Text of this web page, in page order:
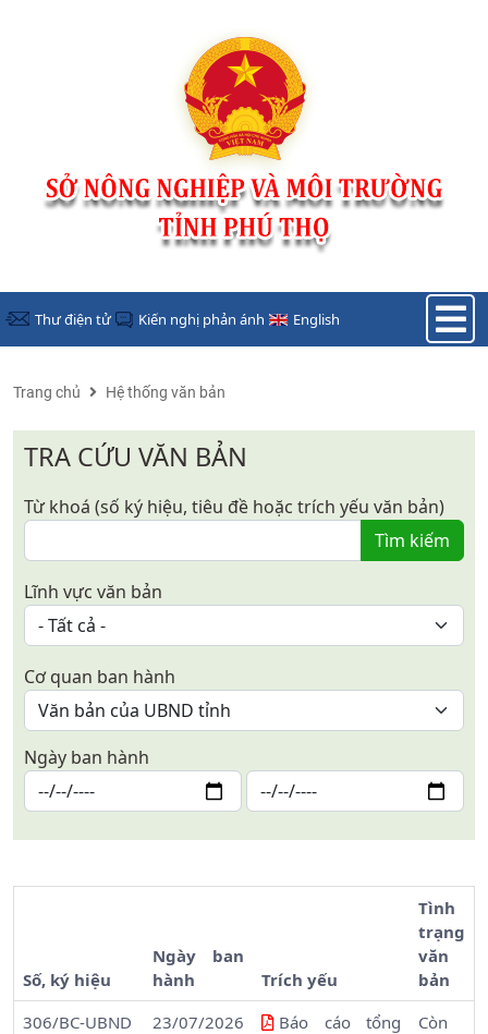
Thư điện tử Kiến nghị phản ánh English
Trang chủ Hệ thống văn bản
TRA CỨU VĂN BẢN
Từ khoá (số ký hiệu, tiêu đề hoặc trích yếu văn bản)
Lĩnh vực văn bản
Cơ quan ban hành
Ngày ban hành
Tìm kiếm
Số, ký hiệu
Ngày ban
hành
Trích yếu
Tình
trạng
văn
bản
306/BC-UBND
23/07/2026
Báo cáo tổng
Còn